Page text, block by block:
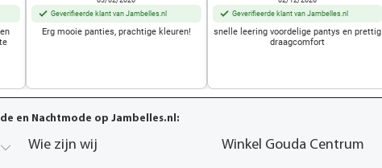
Geverifieerde klant van Jambelles.nl
Erg mooie panties, prachtige kleuren!
Geverifieerde klant van Jambelles.nl
snelle leering voordelige pantys en prettig
draagcomfort
en Nachtmode op Jambelles.nl:
Wie zijn wij Winkel Gouda Centrum